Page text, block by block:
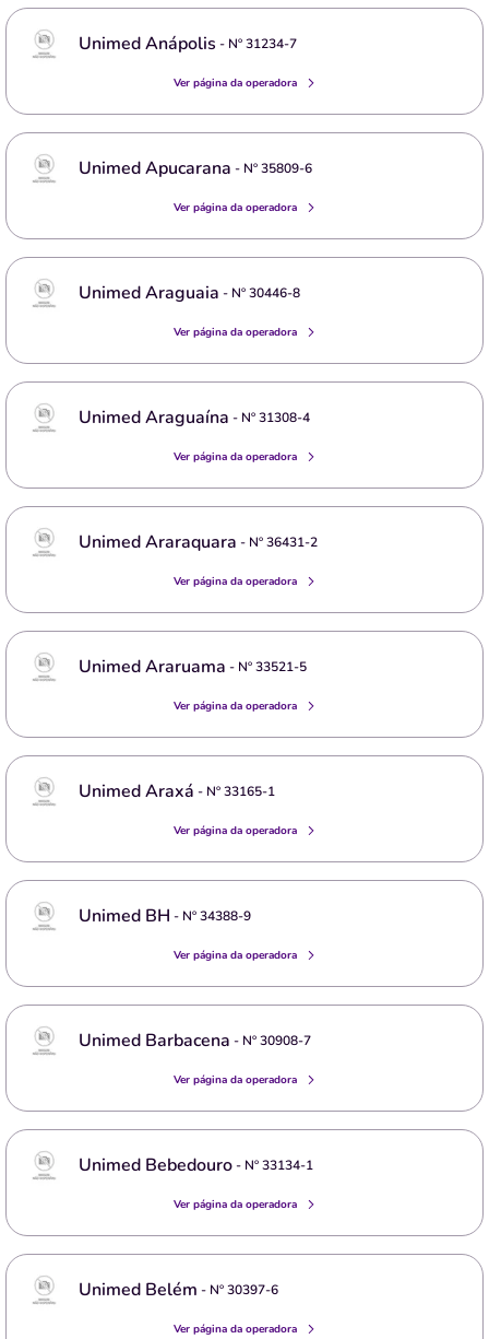
Unimed Anápolis - Nº31234-7
Ver página da operadora
Unimed Apucarana - Nº35809-6
Ver página da operadora
Unimed Araguaia - Nº30446-8
Ver página da operadora
Unimed Araguaína - Nº31308-4
Ver página da operadora
Unimed Araraquara - Nº36431-2
Ver página da operadora
Unimed Araruama - Nº33521-5
Ver página da operadora
Unimed Araxá - Nº33165-1
Ver página da operadora
Unimed BH - Nº34388-9
Ver página da operadora
Unimed Barbacena - Nº30908-7
Ver página da operadora
Unimed Bebedouro- Nº33134-1
Ver página da operadora
Unimed Belém - Nº30397-6
Ver página da operadora